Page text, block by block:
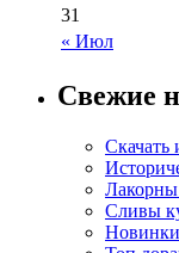
« Июл
31
Свежие
Лакорны
Сливы